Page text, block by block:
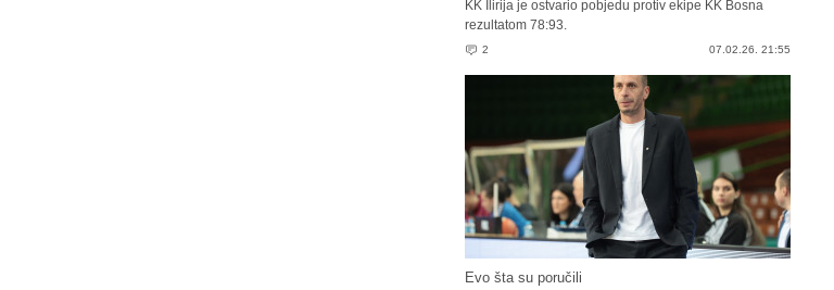
KK Ilirija je ostvario pobjedu protiv ekipe KK Bosna
rezultatom 78:93.
2 07.02.26. 21:55
Evo šta su poručili